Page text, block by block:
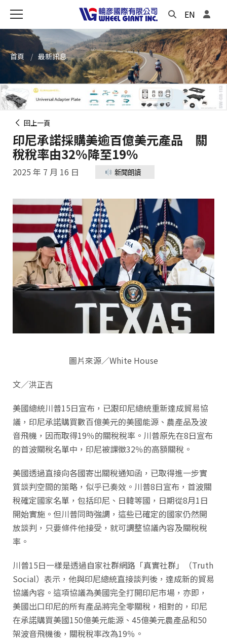
EN
首頁 最新訊息
回上一頁
印尼承諾採購美逾百億美元產品 關
稅稅率由32％降至19％
2025 年 7 月 16 日 新聞朗讀
圖片來源／White House
文／洪正吉
美國總統川普15日宣布，已跟印尼總統重新達成貿易協
議，印尼承諾購買數百億美元的美國能源、農產品及波
音飛機，因而取得19％的關稅稅率。川普原先在8日宣布
的首波關稅名單中，印尼被課徵32％的高額關稅。
美國透過直接向各國寄出關稅通知函，已取得進一步實
質談判空間的策略，似乎已奏效。川普8日宣布，首波關
稅確定國家名單，包括印尼、日韓等國，日期從8月1日
開始實施。但川普同時強調，這些已確定的國家仍然開
放談判，只要條件他接受，就可調整協議內容及關稅稅
率。
川普15日一樣是透過自家社群網路「真實社群」（Truth
Social）表示，他與印尼總統直接談判後，達成新的貿易
協議內容。這項協議為美國完全打開印尼市場，亦即，
美國出口印尼的所有產品將完全零關稅，相對的，印尼
在承諾購買美國150億美元能源、45億美元農產品和50
架波音飛機後，關稅稅率改為19％。